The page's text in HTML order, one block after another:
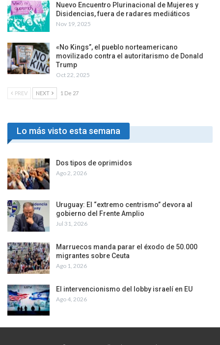
Nuevo Encuentro Plurinacional de Mujeres y
Disidencias, fuera de radares mediáticos
Nov 19, 2025
«No Kings”, el pueblo norteamericano
movilizado contra el autoritarismo de Donald
Trump
Oct 22, 2025
PREV NEXT 1 De 27
Lo más visto esta semana
Dos tipos de oprimidos
Ago 2, 2026
Uruguay: El “extremo centrismo” devora al
gobierno del Frente Amplio
Jul 31, 2026
Marruecos manda parar el éxodo de 50.000
migrantes sobre Ceuta
Ago 1, 2026
El intervencionismo del lobby israelí en EU
Ago 4, 2026